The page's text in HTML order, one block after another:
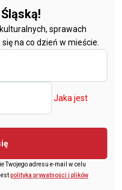
sprawach
na co dzień w mieście.
Jaka jest
Twojego adresu e-mail w celu
polityka prywatności i plików